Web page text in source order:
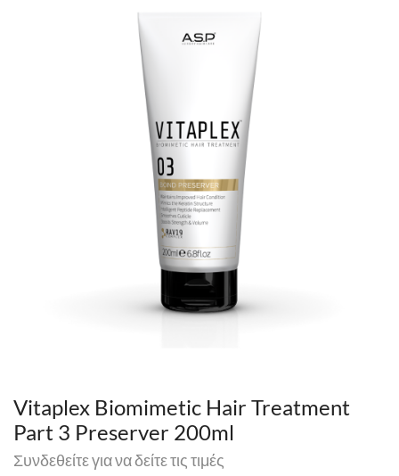
Vitaplex Biomimetic Hair Treatment
Part 3 Preserver 200ml
Συνδεθείτε για να δείτε τις τιμές